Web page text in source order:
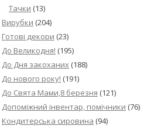
Тачки (13)
Вирубки (204)
Готові декори (23)
До Великодня! (195)
До Дня закоханих (188)
До нового року! (191)
До Свята Мами,8 березня (121)
Допоміжний інвентар, помічники (76)
Кондитерська сировина (94)